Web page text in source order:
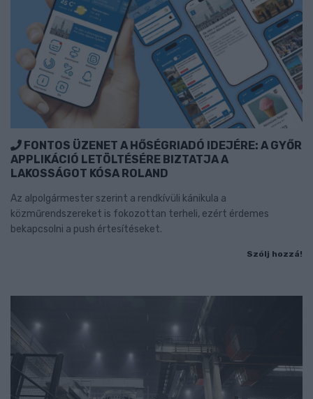
FONTOS ÜZENET A HŐSÉGRIADÓ IDEJÉRE: A GYŐR
APPLIKÁCIÓ LETÖLTÉSÉRE BIZTATJA A
LAKOSSÁGOT KÓSA ROLAND
Az alpolgármester szerint a rendkívüli kánikula a
közműrendszereket is fokozottan terheli, ezért érdemes
bekapcsolni a push értesítéseket.
Szólj hozzá!